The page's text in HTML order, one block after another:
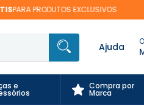
Ajuda
e Compra por
Marca